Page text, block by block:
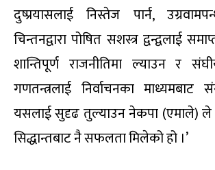
दुष्प्रयासलाई निस्तेज पार्न,
चिन्तनद्वारा पोषित सशस्त्र द्वन्द्वलाई
शान्तिपूर्ण राजनीतिमा ल्याउन र
गणतन्त्रलाई निर्वाचनका माध्यमबाट
यसलाई सुदृढ तुल्याउन नेकपा (एमाले)
सिद्धान्तबाट नै सफलता मिलेको हो ।’